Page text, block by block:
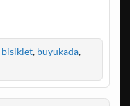
bisiklet, buyukada,